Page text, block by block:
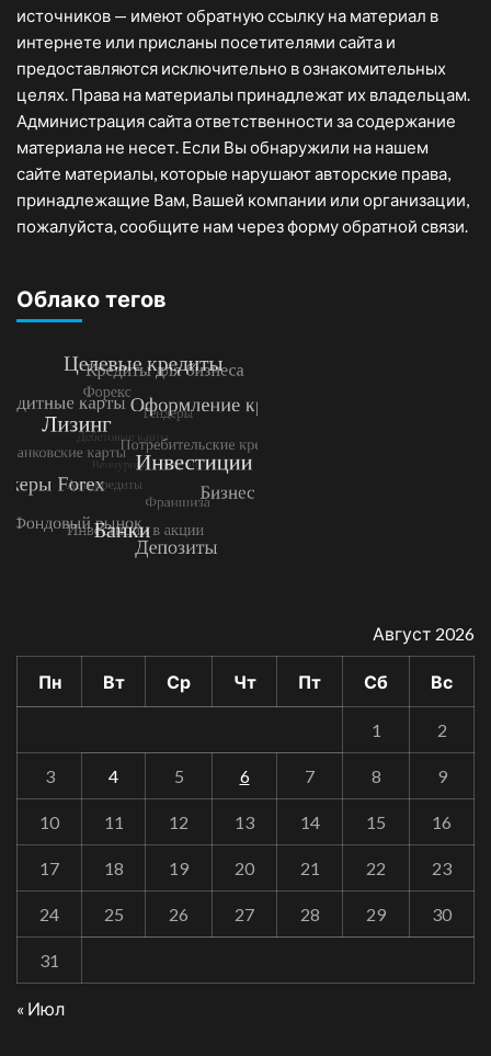
источников — имеют обратную ссылку на материал в
интернете или присланы посетителями сайта и
предоставляются исключительно в ознакомительных
целях. Права на материалы принадлежат их владельцам.
Администрация сайта ответственности за содержание
материала не несет. Если Вы обнаружили на нашем
сайте материалы, которые нарушают авторские права,
принадлежащие Вам, Вашей компании или организации,
пожалуйста, сообщите нам через форму обратной связи.
Облако тегов
Август 2026
Пн Вт Ср Чт Пт Сб Вс
1 2
3 4 5 6 7 8 9
10 11 12 13 14 15 16
17 18 19 20 21 22 23
24 25 26 27 28 29 30
31
« Июл